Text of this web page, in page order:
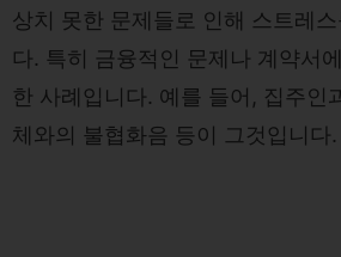
상치 못한 문제들로 인해 스트레
다. 특히 금융적인 문제나 계약서
한 사례입니다. 예를 들어, 집주인
체와의 불협화음 등이 그것입니다.